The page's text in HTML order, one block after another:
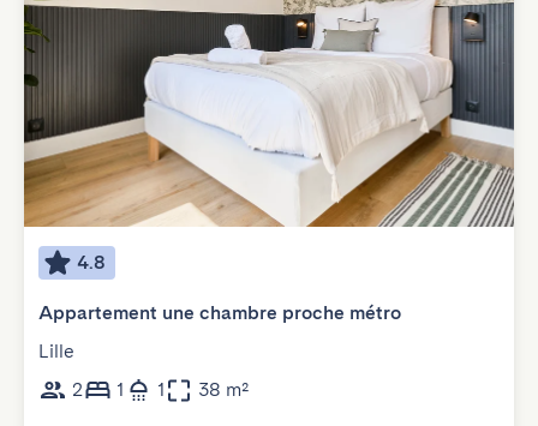
4.8
Appartement une chambre proche métro
Lille
2
1 1 38 m²